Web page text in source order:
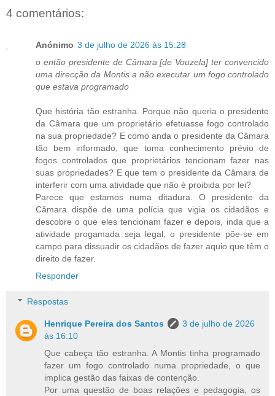
4 comentários:
Anónimo 3 de julho de 2026 às 15:28
o então presidente de Câmara [de Vouzela] ter convencido
uma direcção da Montis a não executar um fogo controlado
que estava programado
Que história tão estranha. Porque não queria o presidente
da Câmara que um proprietário efetuasse fogo controlado
na sua propriedade? E como anda o presidente da Câmara
tão bem informado, que toma conhecimento prévio de
fogos controlados que proprietários tencionam fazer nas
suas propriedades? E que tem o presidente da Câmara de
interferir com uma atividade que não é proibida por lei?
Parece que estamos numa ditadura. O presidente da
Câmara dispõe de uma polícia que vigia os cidadãos e
descobre o que eles tencionam fazer e depois, inda que a
atividade progamada seja legal, o presidente põe-se em
campo para dissuadir os cidadãos de fazer aquio que têm o
direito de fazer.
Responder
Respostas
Henrique Pereira dos Santos
3 de julho de 2026
às 16:10
Que cabeça tão estranha. A Montis tinha programado
fazer um fogo controlado numa propriedade, o que
implica gestão das faixas de contenção.
Por uma questão de boas relações e pedagogia, os